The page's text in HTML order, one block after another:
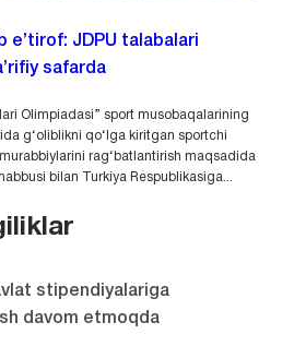
e’tirof: JDPU talabalari
safarda
Olimpiadasi” sport musobaqalarining
g‘oliblikni qo‘lga kiritgan sportchi
rag‘batlantirish maqsadida
bilan Turkiya Respublikasiga...
stipendiyalariga
davom etmoqda